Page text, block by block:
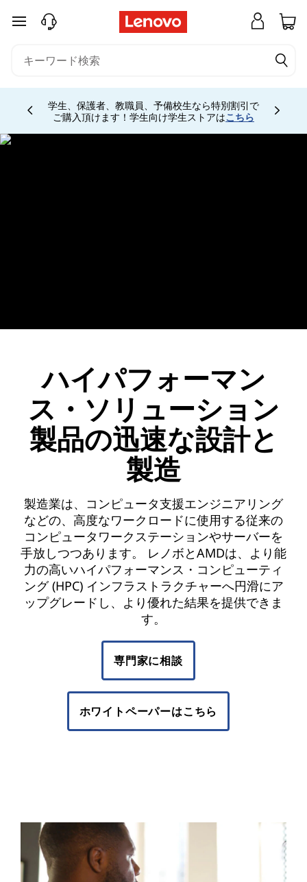
ハ
ォ
ソ
製
造
メインコンテンツにスキップする
学生、保護者、教職員、予備校生なら特別割引で
ご購入頂けます！学生向け学生ストアはこちら
Currently displaying item 4 of
ハイパフォーマン
ス・ソリューション
製品の迅速な設計と
製造
製造業は、コンピュータ支援エンジニアリング
などの、高度なワークロードに使用する従来の
コンピュータワークステーションやサーバーを
手放しつつあります。 レノボとAMDは、より能
力の高いハイパフォーマンス・コンピューティ
ング (HPC) インフラストラクチャーへ円滑にア
ップグレードし、より優れた結果を提供できま
す。
専門家に相談
ホワイトペーパーはこちら